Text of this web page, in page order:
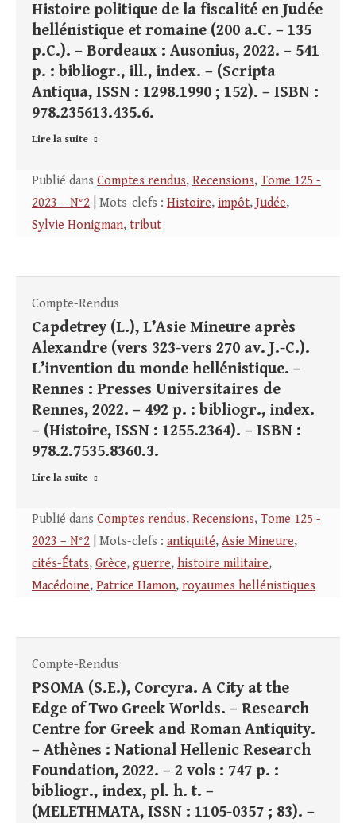
Histoire politique de la fiscalité en Judée
hellénistique et romaine (200 a.C. – 135
p.C.). – Bordeaux : Ausonius, 2022. – 541
p. : bibliogr., ill., index. – (Scripta
Antiqua, ISSN : 1298.1990 ; 152). – ISBN :
978.235613.435.6.
Lire la suite
Publié dans Comptes rendus, Recensions, Tome 125 -
2023 – N°2 | Mots-clefs : Histoire, impôt, Judée,
Sylvie Honigman, tribut
Compte-Rendus
Capdetrey (L.), L’Asie Mineure après
Alexandre (vers 323-vers 270 av. J.-C.).
L’invention du monde hellénistique. –
Rennes : Presses Universitaires de
Rennes, 2022. – 492 p. : bibliogr., index.
– (Histoire, ISSN : 1255.2364). – ISBN :
978.2.7535.8360.3.
Lire la suite
Publié dans Comptes rendus, Recensions, Tome 125 -
2023 – N°2 | Mots-clefs : antiquité, Asie Mineure,
cités-États, Grèce, guerre, histoire militaire,
Macédoine, Patrice Hamon, royaumes hellénistiques
Compte-Rendus
PSOMA (S.E.), Corcyra. A City at the
Edge of Two Greek Worlds. – Research
Centre for Greek and Roman Antiquity.
– Athènes : National Hellenic Research
Foundation, 2022. – 2 vols : 747 p. :
bibliogr., index, pl. h. t. –
(MELETHMATA, ISSN : 1105-0357 ; 83). –